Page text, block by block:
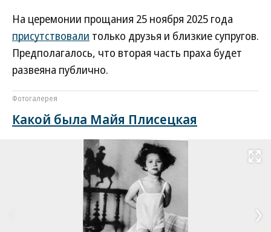
На церемонии прощания 25 ноября 2025 года
присутствовали только друзья и близкие супругов.
Предполагалось, что вторая часть праха будет
развеяна публично.
Фотогалерея
Какой была Майя Плисецкая
Развернуть